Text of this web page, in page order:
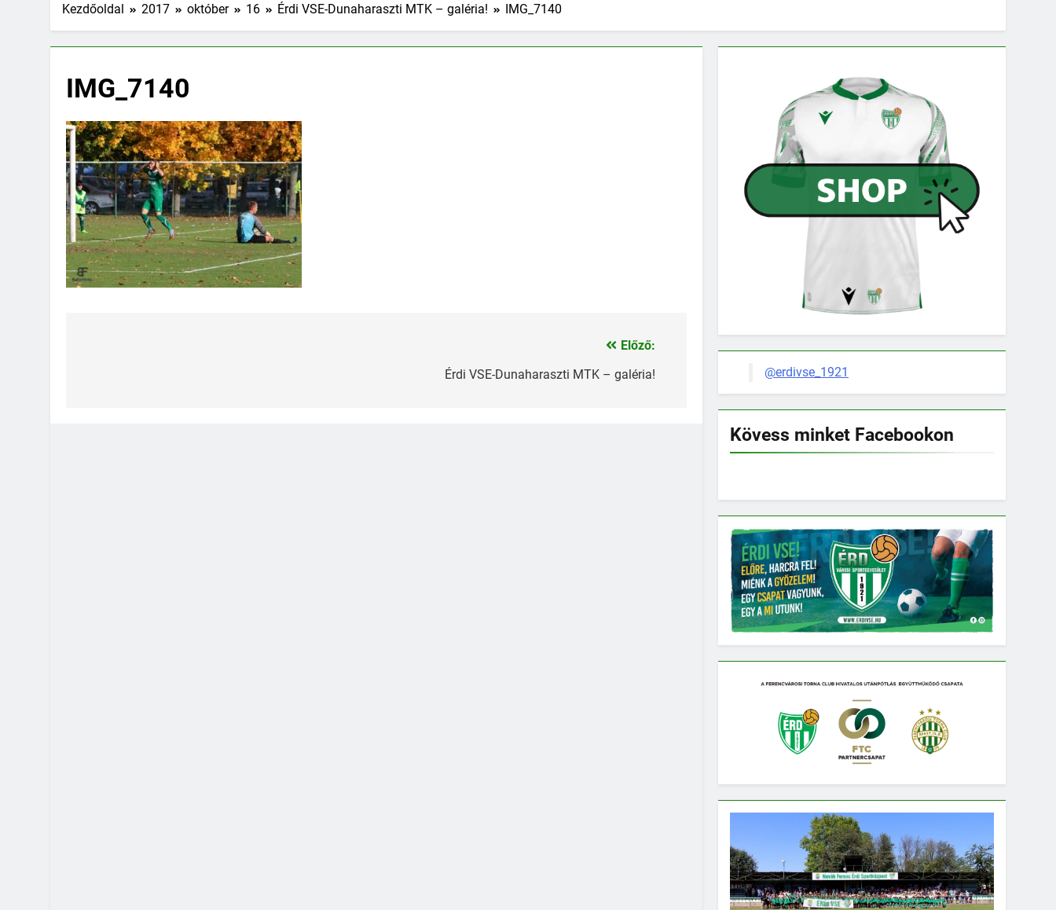
Kezdőoldal 2017 október 16 Érdi VSE-Dunaharaszti MTK – galéria! IMG_7140
IMG_7140
Előző:
Érdi VSE-Dunaharaszti MTK – galéria!
@erdivse_1921
Kövess minket Facebookon